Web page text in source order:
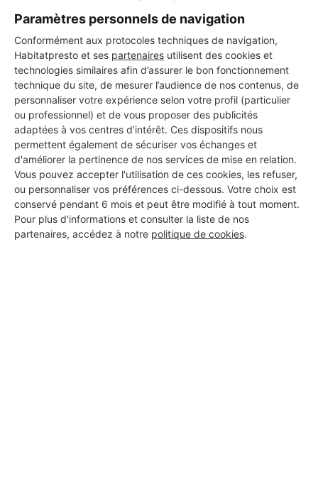
Paramètres personnels de navigation
Conformément aux protocoles techniques de navigation,
Habitatpresto et ses partenaires utilisent des cookies et
technologies similaires afin d’assurer le bon fonctionnement
technique du site, de mesurer l’audience de nos contenus, de
personnaliser votre expérience selon votre profil (particulier
ou professionnel) et de vous proposer des publicités
adaptées à vos centres d’intérêt. Ces dispositifs nous
permettent également de sécuriser vos échanges et
d'améliorer la pertinence de nos services de mise en relation.
Vous pouvez accepter l'utilisation de ces cookies, les refuser,
ou personnaliser vos préférences ci-dessous. Votre choix est
conservé pendant 6 mois et peut être modifié à tout moment.
Pour plus d'informations et consulter la liste de nos
partenaires, accédez à notre politique de cookies.
Vous souhaitez réaliser des travaux et ne savez quel professionnel
choisir ? Demandez des devis travaux auprès de notre réseau de 5 000
professionnels partout en France.
DEMANDER UN DEVIS